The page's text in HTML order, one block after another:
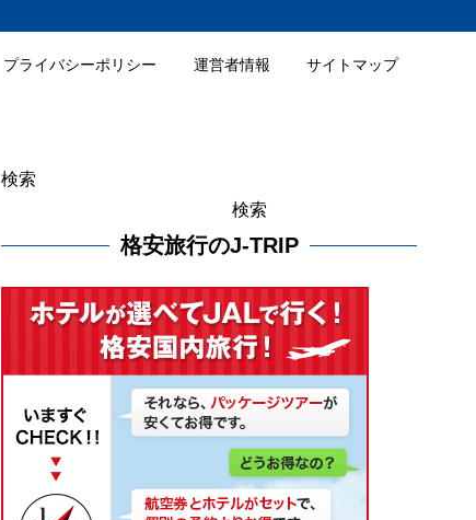
プライバシーポリシー 運営者情報 サイトマップ
検索
検索
格安旅行のJ-TRIP